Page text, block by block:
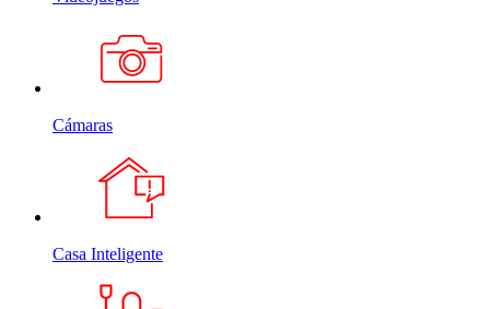
Cámaras
Casa Inteligente